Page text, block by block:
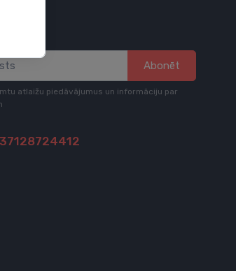
Abonēt
atlaižu piedāvājumus un informāciju par